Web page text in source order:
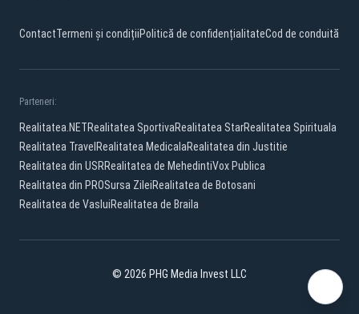
ContactTermeni și condițiiPolitică de confidențialitateCod de conduită
Parteneri:
Realitatea.NETRealitatea SportivaRealitatea StarRealitatea Spirituala
Realitatea Travel Realitatea MedicalaRealitatea din Justitie
Realitatea din USRRealitatea de MehedintiVox Publica
Realitatea din PROSursa ZileiRealitatea de Botosani
Realitatea de VasluiRealitatea de Braila
© 2026 PHG Media Invest LLC